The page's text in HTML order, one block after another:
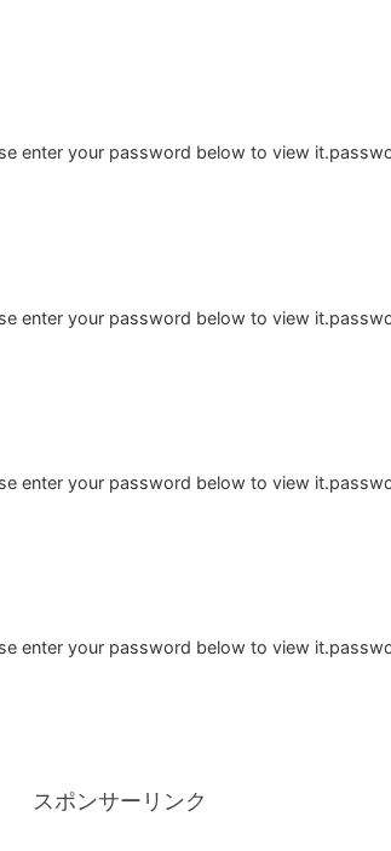
enter your password below to view
enter your password below to view
enter your password below to view
enter your password below to view
スポンサーリンク